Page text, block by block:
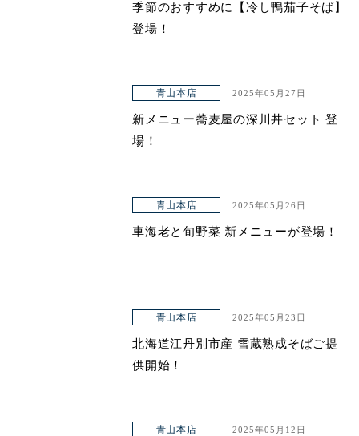
季節のおすすめに【冷し鴨茄子そば】
登場！
青山本店 2025年05月27日
新メニュー蕎麦屋の深川丼セット 登
場！
青山本店 2025年05月26日
車海老と旬野菜 新メニューが登場！
青山本店 2025年05月23日
北海道江丹別市産 雪蔵熟成そばご提
供開始！
青山本店 2025年05月12日